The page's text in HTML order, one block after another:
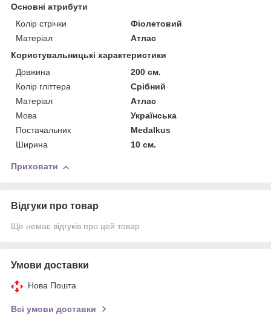
Основні атрибути
Колір стрічки
Фіолетовий
Матеріал
Атлас
Користувальницькі характеристики
Довжина
200 см.
Колір гліттера
Срібний
Матерiал
Атлас
Мова
Українська
Постачальник
Medalkus
Ширина
10 см.
Приховати
Відгуки про товар
Ще немає відгуків про цей товар
Умови доставки
Нова Пошта
Всі умови доставки